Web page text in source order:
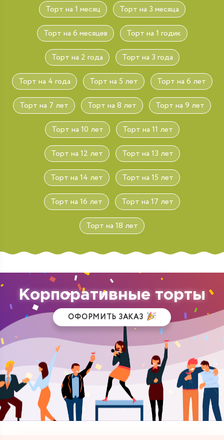
Торт на 1 месяц Торт на 3 месяца
Торт на 6 месяцев Торт на 1 годик
Торт на 2 года Торт на 3 года
Торт на 4 года Торт на 5 лет Торт на 6 лет
Торт на 7 лет Торт на 8 лет Торт на 9 лет
Торт на 10 лет Торт на 11 лет
Торт на 12 лет Торт на 13 лет
Торт на 14 лет Торт на 15 лет
Торт на 16 лет Торт на 17 лет
Торт на 18 лет
Корпоративные торты
ОФОРМИТЬ ЗАКАЗ